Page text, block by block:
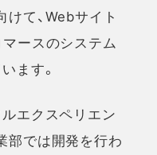
て、Webサイト
ースのシステム
ます。
エクスペリエン
部では開発を行わ